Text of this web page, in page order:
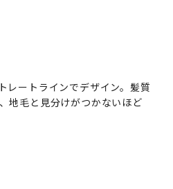
レートラインでデザイン。髪質
地毛と見分けがつかないほど